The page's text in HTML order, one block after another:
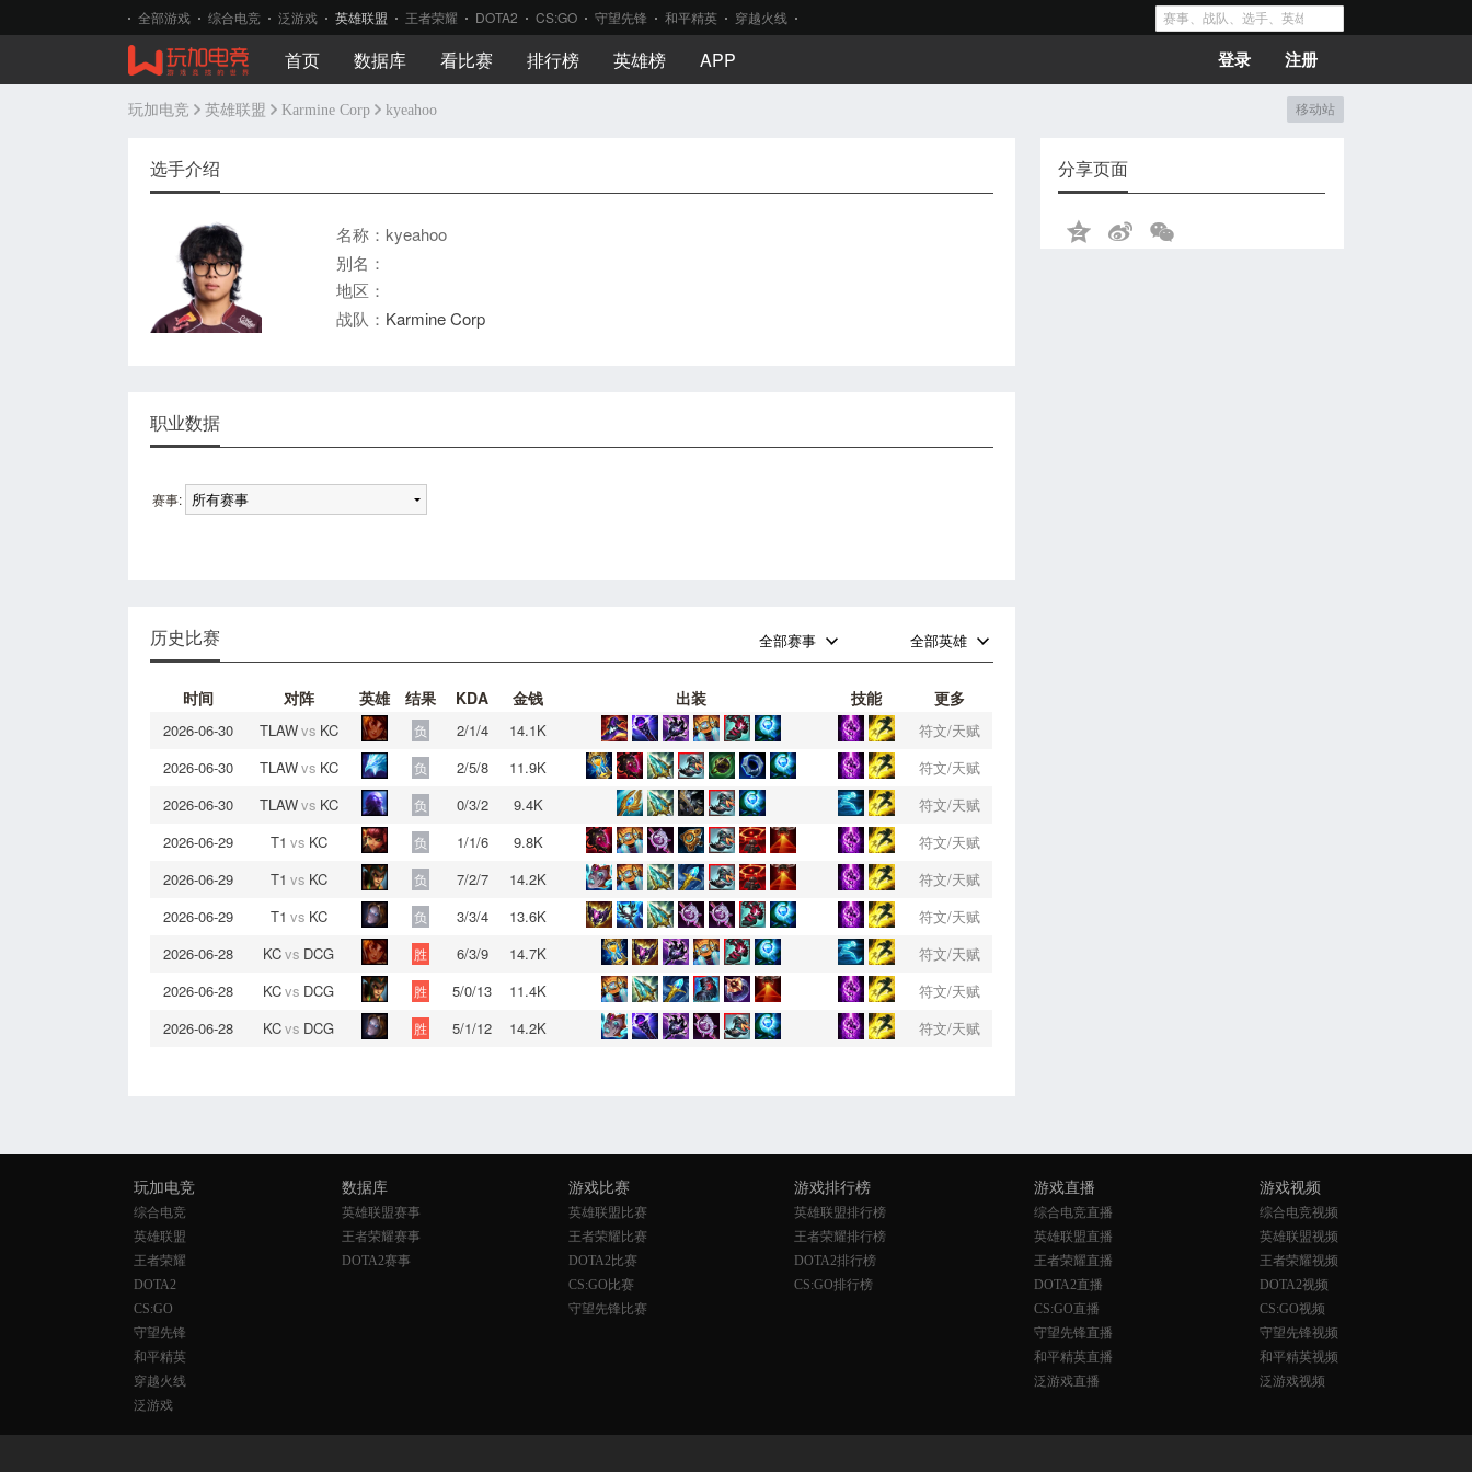
全部游戏 综合电竞 泛游戏 英雄联盟 王者荣耀 DOTA2 CS:GO 守望先锋 和平精英 穿越火线
首页 数据库 看比赛 排行榜 英雄榜 APP 登录 注册
玩加电竞 英雄联盟 Karmine Corp kyeahoo 移动站
选手介绍
名称：kyeahoo
别名：
地区：
战队： Karmine Corp
职业数据
赛事:
历史比赛 全部赛事 全部英雄
时间 对阵 英雄 结果 KDA 金钱 出装 技能 更多
2026-06-30 TLAWvs KC 负 2/1/4 14.1K
符文/天赋
2026-06-30
TLAWvs KC 负 2/5/8 11.9K
符文/天赋
2026-06-30
TLAWvs KC 负 0/3/2 9.4K
符文/天赋
2026-06-29
T1 vs KC 负 1/1/6 9.8K
符文/天赋
2026-06-29
T1 vs KC 负 7/2/7 14.2K
符文/天赋
2026-06-29
T1 vs KC 负 3/3/4 13.6K
符文/天赋
2026-06-28
KCvs DCG 胜 6/3/9 14.7K
符文/天赋
2026-06-28
KCvs DCG 胜 5/0/13 11.4K
符文/天赋
2026-06-28
KCvs DCG 胜 5/1/12 14.2K 符文/天赋
分享页面
玩加电竞
综合电竞
英雄联盟
王者荣耀
DOTA2
CS:GO
守望先锋
和平精英
穿越火线
泛游戏
数据库
英雄联盟赛事
王者荣耀赛事
DOTA2赛事
游戏比赛
英雄联盟比赛
王者荣耀比赛
DOTA2比赛
CS:GO比赛
守望先锋比赛
游戏排行榜
英雄联盟排行榜
王者荣耀排行榜
DOTA2排行榜
CS:GO排行榜
游戏直播
综合电竞直播
英雄联盟直播
王者荣耀直播
DOTA2直播
CS:GO直播
守望先锋直播
和平精英直播
泛游戏直播
游戏视频
综合电竞视频
英雄联盟视频
王者荣耀视频
DOTA2视频
CS:GO视频
守望先锋视频
和平精英视频
泛游戏视频